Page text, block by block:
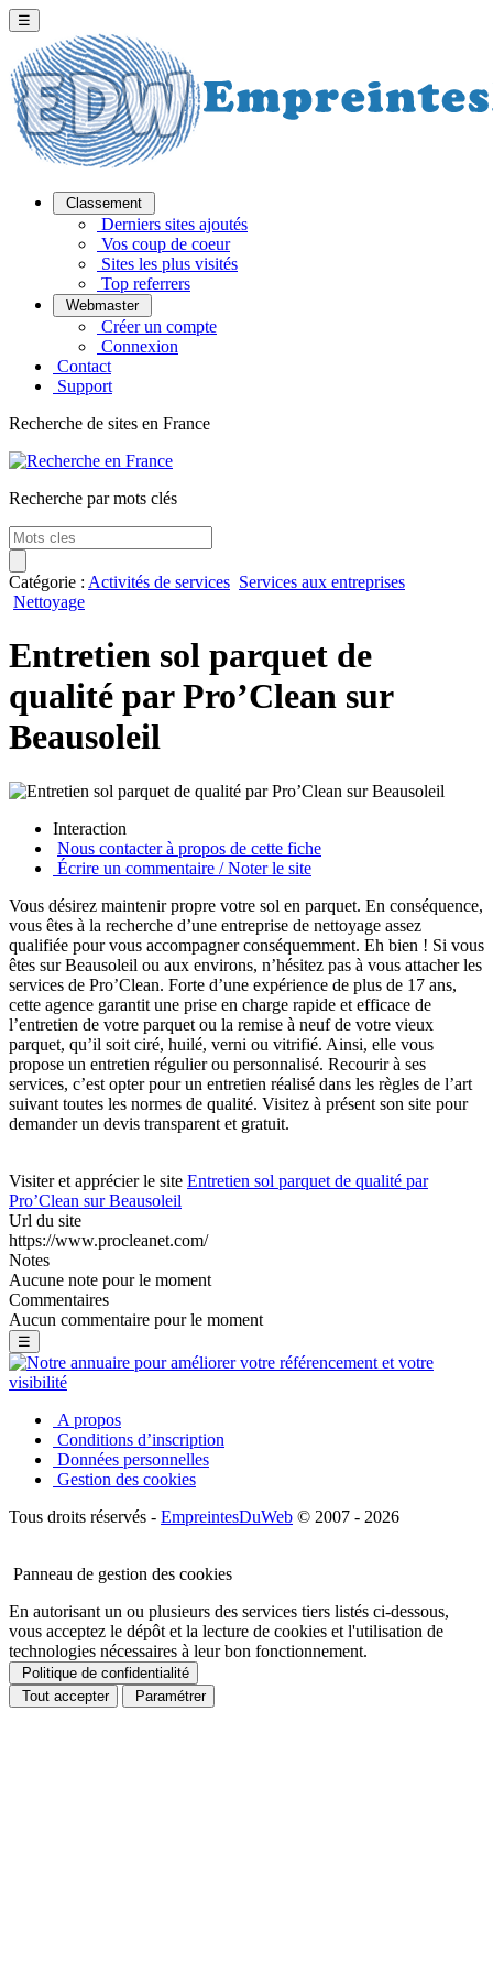
☰
Classement
Derniers sites ajoutés
Vos coup de coeur
Sites les plus visités
Top referrers
Webmaster
Créer un compte
Connexion
Contact
Support
Recherche de sites en France
Recherche par mots clés
Catégorie : Activités de services Services aux entreprises
Nettoyage
Entretien sol parquet de
qualité par Pro’Clean sur
Beausoleil
Interaction
Nous contacter à propos de cette fiche
Écrire un commentaire / Noter le site
Vous désirez maintenir propre votre sol en parquet. En conséquence,
vous êtes à la recherche d’une entreprise de nettoyage assez
qualifiée pour vous accompagner conséquemment. Eh bien ! Si vous
êtes sur Beausoleil ou aux environs, n’hésitez pas à vous attacher les
services de Pro’Clean. Forte d’une expérience de plus de 17 ans,
cette agence garantit une prise en charge rapide et efficace de
l’entretien de votre parquet ou la remise à neuf de votre vieux
parquet, qu’il soit ciré, huilé, verni ou vitrifié. Ainsi, elle vous
propose un entretien régulier ou personnalisé. Recourir à ses
services, c’est opter pour un entretien réalisé dans les règles de l’art
suivant toutes les normes de qualité. Visitez à présent son site pour
demander un devis transparent et gratuit.
Visiter et apprécier le site Entretien sol parquet de qualité par
Pro’Clean sur Beausoleil
Url du site
https://www.procleanet.com/
Notes
Aucune note pour le moment
Commentaires
Aucun commentaire pour le moment
☰
A propos
Conditions d’inscription
Données personnelles
Gestion des cookies
Tous droits réservés - EmpreintesDuWeb © 2007 - 2026
Panneau de gestion des cookies
En autorisant un ou plusieurs des services tiers listés ci-dessous,
vous acceptez le dépôt et la lecture de cookies et l'utilisation de
technologies nécessaires à leur bon fonctionnement.
Politique de confidentialité
Tout accepter
Paramétrer